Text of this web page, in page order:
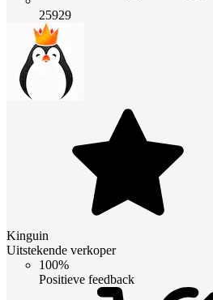
25929
Kinguin
Uitstekende verkoper
100%
Positieve feedback